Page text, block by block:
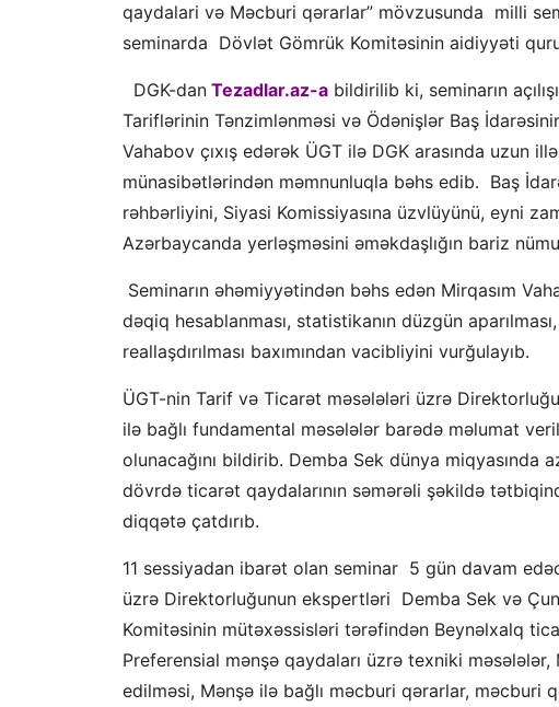
qaydalari və Məcburi qərarlar” mövzusunda milli
seminarda Dövlət Gömrük Komitəsinin aidiyyəti
DGK-dan Tezadlar.az-a bildirilib ki, seminarın
Tariflərinin Tənzimlənməsi və Ödənişlər Baş
Vahabov çıxış edərək ÜGT ilə DGK arasında uzun
münasibətlərindən məmnunluqla bəhs edib. Baş
rəhbərliyini, Siyasi Komissiyasına üzvlüyünü, eyni
Azərbaycanda yerləşməsini əməkdaşlığın bariz
Seminarın əhəmiyyətindən bəhs edən Mirqasım
dəqiq hesablanması, statistikanın düzgün
reallaşdırılması baxımından vacibliyini vurğulayıb.
ÜGT-nin Tarif və Ticarət məsələləri üzrə
ilə bağlı fundamental məsələlər barədə məlumat
olunacağını bildirib. Demba Sek dünya
dövrdə ticarət qaydalarının səmərəli şəkildə
diqqətə çatdırıb.
11 sessiyadan ibarət olan seminar 5 gün davam
üzrə Direktorluğunun ekspertləri Demba Sek və
Komitəsinin mütəxəssisləri tərəfindən Beynəlxalq
Preferensial mənşə qaydaları üzrə texniki
edilməsi, Mənşə ilə bağlı məcburi qərarlar, məcburi